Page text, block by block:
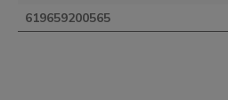
619659200565